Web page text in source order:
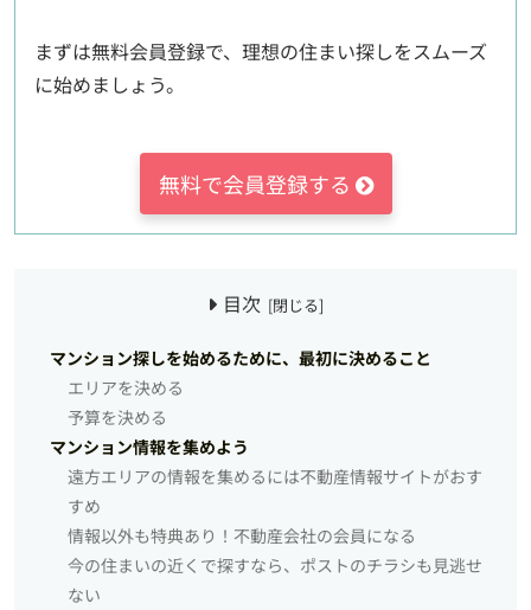
まずは無料会員登録で、理想の住まい探しをスムーズ
に始めましょう。
無料で会員登録する
目次
マンション探しを始めるために、最初に決めること
エリアを決める
予算を決める
マンション情報を集めよう
遠方エリアの情報を集めるには不動産情報サイトがおす
すめ
情報以外も特典あり！不動産会社の会員になる
今の住まいの近くで探すなら、ポストのチラシも見逃せ
ない